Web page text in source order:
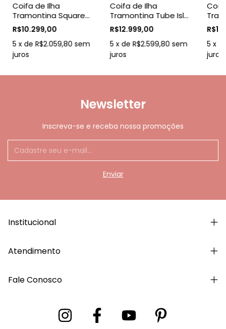
Coifa de Ilha
Tramontina Square
Isla 40 Silent em Aço
Inox Black Steel e
tratamento anti
digitais 40 cm 220 V
R$10.299,00
5 x de R$2.059,80 sem
juros
Coifa de Ilha
Tramontina Tube Isla
35 Split em Aço Inox
220 V
R$12.999,00
5 x de R$2.599,80 sem
juros
em
5 x
juros
Newsletter
Inscreva-se e receba nossa promoções
Institucional
Atendimento
Fale Conosco